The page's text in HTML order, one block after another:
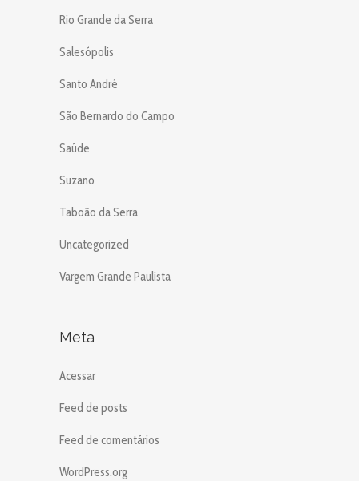
Rio Grande da Serra
Salesópolis
Santo André
São Bernardo do Campo
Saúde
Suzano
Taboão da Serra
Uncategorized
Vargem Grande Paulista
Meta
Acessar
Feed de posts
Feed de comentários
WordPress.org